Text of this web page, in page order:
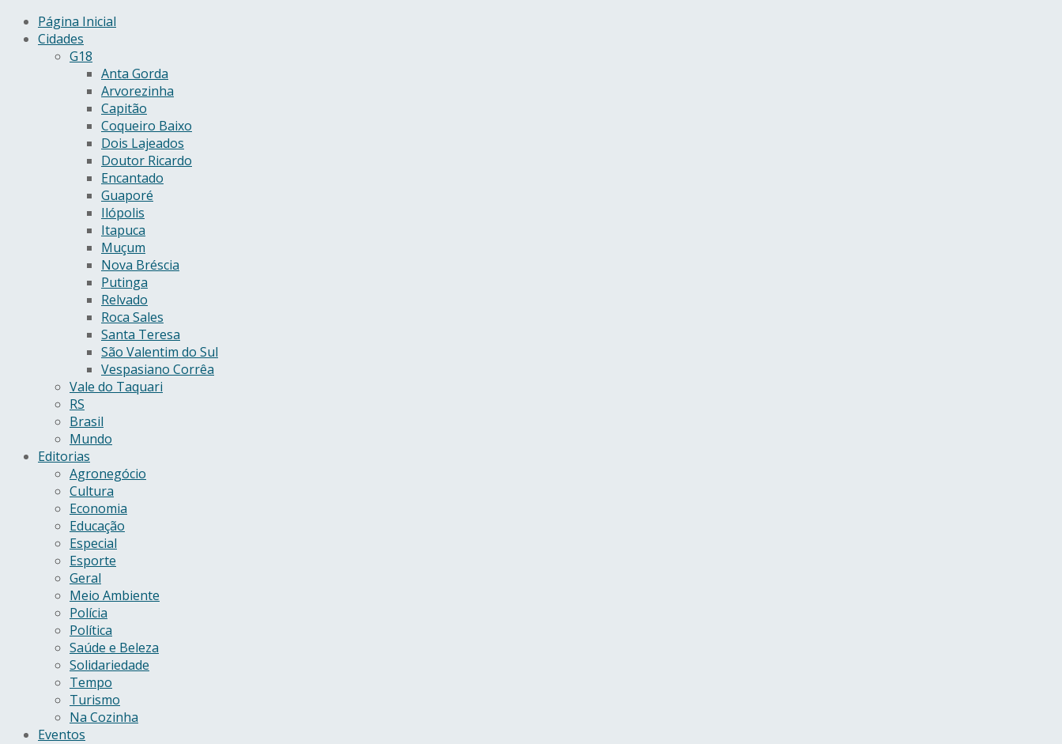
Página Inicial
Cidades
G18
Anta Gorda
Arvorezinha
Capitão
Coqueiro Baixo
Dois Lajeados
Doutor Ricardo
Encantado
Guaporé
Ilópolis
Itapuca
Muçum
Nova Bréscia
Putinga
Relvado
Roca Sales
Santa Teresa
São Valentim do Sul
Vespasiano Corrêa
Vale do Taquari
RS
Brasil
Mundo
Editorias
Agronegócio
Cultura
Economia
Educação
Especial
Esporte
Geral
Meio Ambiente
Polícia
Política
Saúde e Beleza
Solidariedade
Tempo
Turismo
Na Cozinha
Eventos